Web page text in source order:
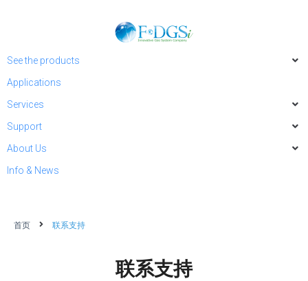
See the products
Applications
Services
Support
About Us
Info & News
首页 联系支持
联系支持